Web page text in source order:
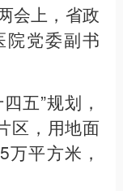
会上，省政
党委副书
五”规划，
区，用地面
平方米，